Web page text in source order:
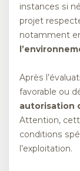
instances si
projet
notamment
Après
favorable ou
autorisation
Attention,
conditions
l’exploitation.